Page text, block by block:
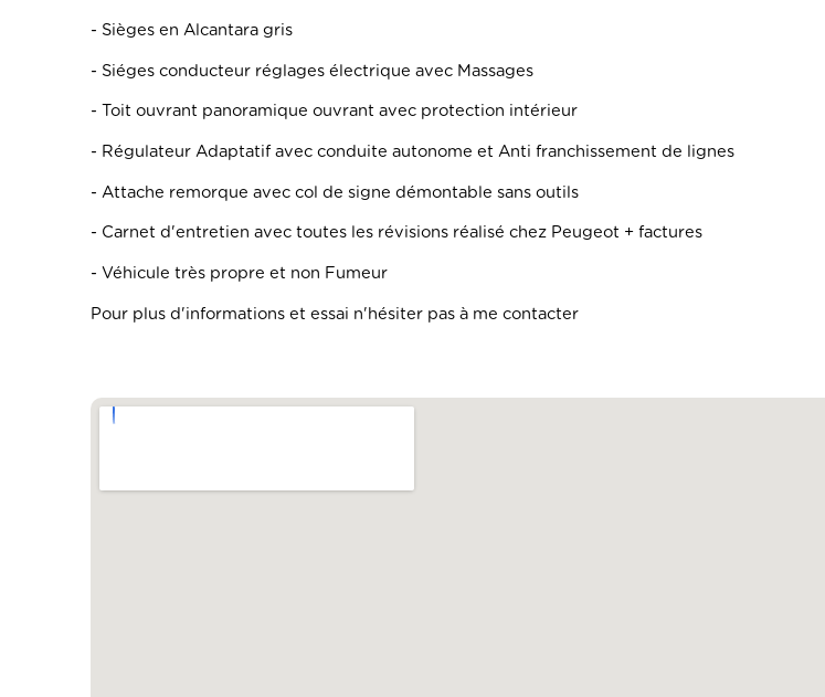
- Sièges en Alcantara gris
- Siéges conducteur réglages électrique avec Massages
- Toit ouvrant panoramique ouvrant avec protection intérieur
- Régulateur Adaptatif avec conduite autonome et Anti franchissement de lignes
- Attache remorque avec col de signe démontable sans outils
- Carnet d'entretien avec toutes les révisions réalisé chez Peugeot + factures
- Véhicule très propre et non Fumeur
Pour plus d'informations et essai n'hésiter pas à me contacter